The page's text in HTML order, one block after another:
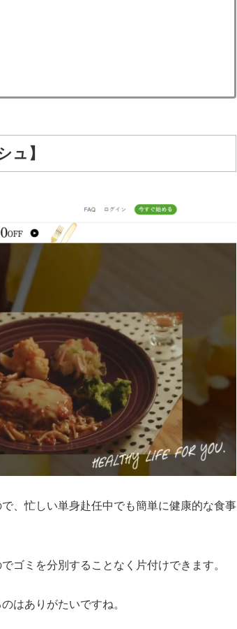
ュ】
で、忙しい単身赴任中でも簡単に健康的な食事
ゴミを分別することなく片付けできます。
はありがたいですね。